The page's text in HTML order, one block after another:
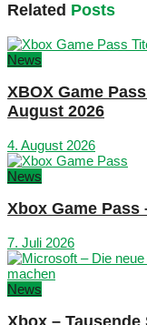
Related Posts
News
XBOX Game
August 2026
4. August 2026
News
Xbox Game Pass
7. Juli 2026
News